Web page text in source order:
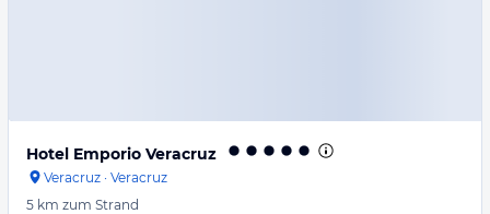
Hotel Emporio Veracruz
Veracruz · Veracruz
5 km zum Strand